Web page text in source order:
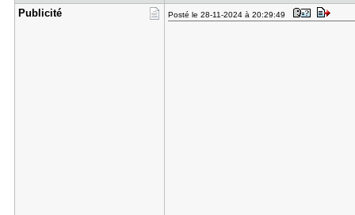
Publicité Posté le 28-11-2024 à 20:29:49